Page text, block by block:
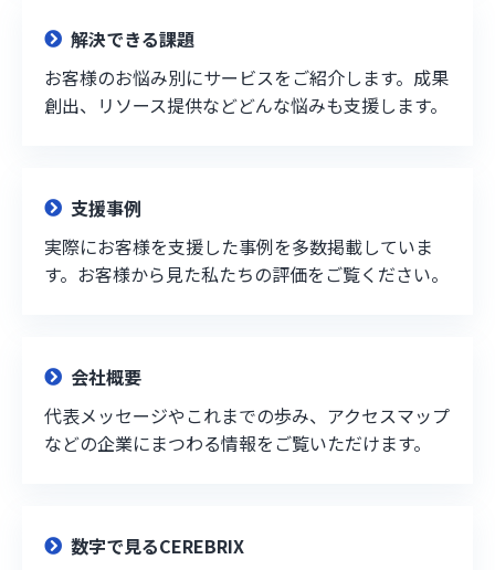
解決できる課題
お客様のお悩み別にサービスをご紹介します。成果
創出、リソース提供などどんな悩みも支援します。
支援事例
実際にお客様を支援した事例を多数掲載していま
す。お客様から見た私たちの評価をご覧ください。
会社概要
代表メッセージやこれまでの歩み、アクセスマップ
などの企業にまつわる情報をご覧いただけます。
数字で見るCEREBRIX